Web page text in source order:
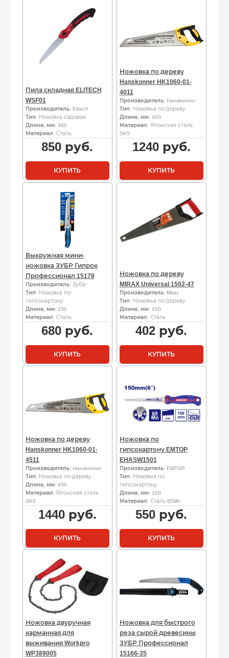
Пила складная ELITECH
WSF01
Производитель: Elitech
Тип: Ножовка садовая
Длина, мм: 360
Материал: Сталь
850 руб.
КУПИТЬ
Ножовка по дереву
Hanskonner HK1060-01-
4011
Производитель: Hanskonner
Тип: Ножовка по дереву
Длина, мм: 400
Материал: Японская сталь
SK5
1240руб.
КУПИТЬ
Выкружная мини-
ножовка ЗУБР Гипрок
Профессионал 15178
Производитель: Зубр
Тип: Ножовка по
гипсокартону
Длина, мм: 150
Материал: Сталь
680 руб.
КУПИТЬ
Ножовка по дереву
MIRAX Universal 1502-47
Производитель: Mirax
Тип: Ножовка по дереву
Длина, мм: 450
Материал: Сталь
402 руб.
КУПИТЬ
Ножовка по дереву
Hanskonner HK1060-01-
4511
Производитель: Hanskonner
Тип: Ножовка по дереву
Длина, мм: 450
Материал: Японская сталь
SK5
1440руб.
КУПИТЬ
Ножовка по
гипсокартону EMTOP
EHASW1501
Производитель: EMTOP
Тип: Ножовка по
гипсокартону
Длина, мм: 150
Материал: Сталь 65Mn
550 руб.
КУПИТЬ
Ножовка двуручная
карманная для
выживания Workpro
WP389005
Ножовка для быстрого
реза сырой древесины
ЗУБР Профессионал
15166-35